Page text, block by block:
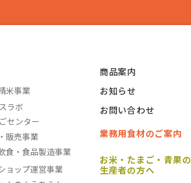
米事業
ラボ
センター
販売事業
食・食品製造事業
ョップ運営事業
商品案内
お知らせ
お問い合わせ
業務用食材のご案内
お米・たまご・青果の
生産者の方へ